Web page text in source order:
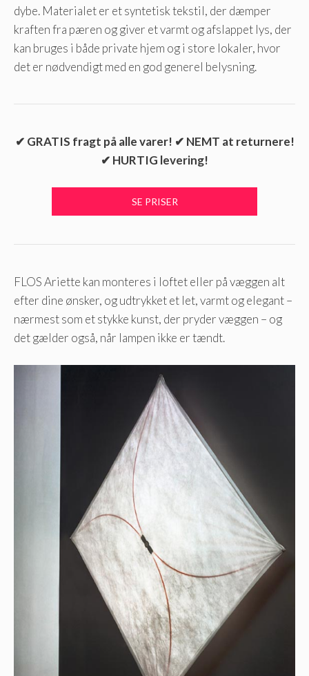
dybe. Materialet er et syntetisk tekstil, der dæmper
kraften fra pæren og giver et varmt og afslappet lys, der
kan bruges i både private hjem og i store lokaler, hvor
det er nødvendigt med en god generel belysning.
✔ GRATIS fragt på alle varer! ✔ NEMT at returnere!
✔ HURTIG levering!
FLOS Ariette kan monteres i loftet eller på væggen alt
efter dine ønsker, og udtrykket et let, varmt og elegant –
nærmest som et stykke kunst, der pryder væggen – og
det gælder også, når lampen ikke er tændt.